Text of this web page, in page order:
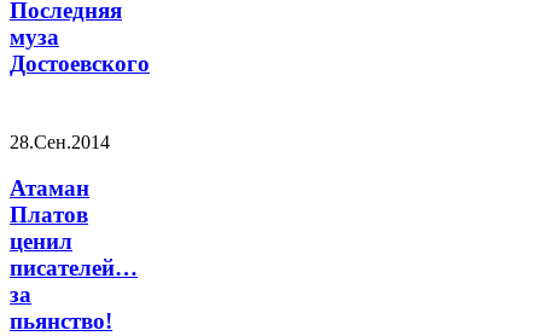
Последняя
муза
Достоевского
28.Сен.2014
Атаман
Платов
ценил
писателей…
за
пьянство!